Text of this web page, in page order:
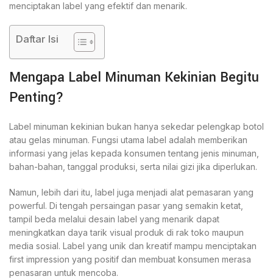
menciptakan label yang efektif dan menarik.
Daftar Isi
Mengapa Label Minuman Kekinian Begitu
Penting?
Label minuman kekinian bukan hanya sekedar pelengkap botol
atau gelas minuman. Fungsi utama label adalah memberikan
informasi yang jelas kepada konsumen tentang jenis minuman,
bahan-bahan, tanggal produksi, serta nilai gizi jika diperlukan.
Namun, lebih dari itu, label juga menjadi alat pemasaran yang
powerful. Di tengah persaingan pasar yang semakin ketat,
tampil beda melalui desain label yang menarik dapat
meningkatkan daya tarik visual produk di rak toko maupun
media sosial. Label yang unik dan kreatif mampu menciptakan
first impression yang positif dan membuat konsumen merasa
penasaran untuk mencoba.